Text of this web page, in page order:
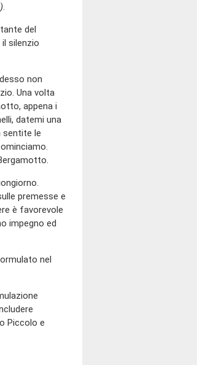
).
del
silenzio
non
Una volta
appena i
datemi una
sentite le
premesse e
è favorevole
impegno ed
nel
Piccolo e